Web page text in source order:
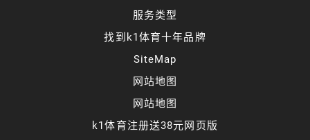
服务类型
找到k1体育十年品牌
SiteMap
网站地图
网站地图
k1体育注册送38元网页版